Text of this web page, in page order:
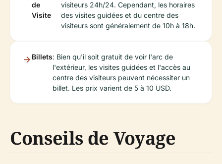
de
Visite
visiteurs 24h/24. Cependant, les horaires
des visites guidées et du centre des
visiteurs sont généralement de 10h à 18h.
Billets: Bien qu'il soit gratuit de voir l'arc de
l'extérieur, les visites guidées et l'accès au
centre des visiteurs peuvent nécessiter un
billet. Les prix varient de 5 à 10 USD.
Conseils de Voyage